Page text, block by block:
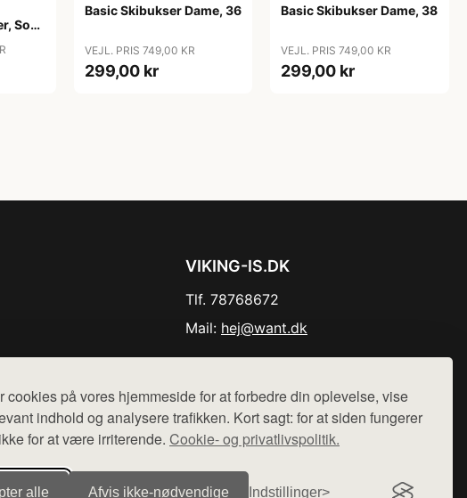
cookies på vores hjemmeside for at forbedre din oplevelse, vise
indhold og analysere trafikken. Kort sagt: for at siden fungerer
for at være irriterende. Cookie- og privatlivspolitik.
alle Afvis ikke‑nødvendige Indstillinger
Sort
Basic Skibukser Dame, 36
VEJL. PRIS 749,00 KR
299,00 kr
Basic Skibukser Dame, 38
VEJL. PRIS 749,00 KR
299,00 kr
VIKING-IS.DK
Tlf. 78768672
Mail: hej@want.dk
Der sælges ikke varer fra denne side - vi henviser til de shops,